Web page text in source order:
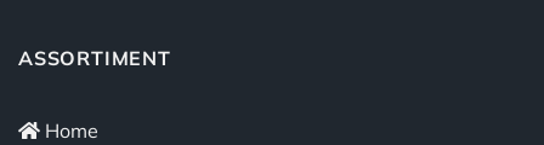
ASSORTIMENT
Home